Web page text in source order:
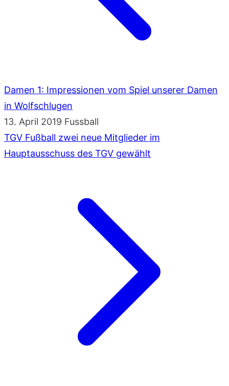
Damen 1: Impressionen vom Spiel unserer Damen
in Wolfschlugen
13. April 2019 Fussball
TGV Fußball zwei neue Mitglieder im
Hauptausschuss des TGV gewählt